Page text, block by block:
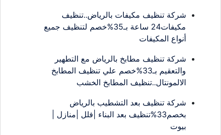
شركة تنظيف مكيفات بالرياض..تنظيف
مكيفات24 ساعة بـ35%خصم لتنظيف جميع
أنواع المكيفات
شركة تنظيف مطابخ بالرياض مع التطهير
والتعقيم بـ33%خصم علي تنظيف المطابخ
الالمونتال..تنظيف المطابخ الخشب
شركة تنظيف بعد التشطيب بالرياض
بخصم33%تنظيف بعد البناء |فلل |منازل |
بيوت